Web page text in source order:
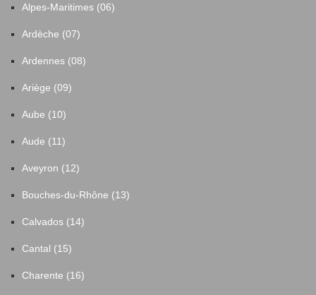
Alpes-Maritimes (06)
Ardèche (07)
Ardennes (08)
Ariège (09)
Aube (10)
Aude (11)
Aveyron (12)
Bouches-du-Rhône (13)
Calvados (14)
Cantal (15)
Charente (16)